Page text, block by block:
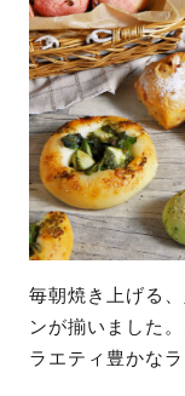
毎朝焼き上げる
ンが揃いました
ラエティ豊かな